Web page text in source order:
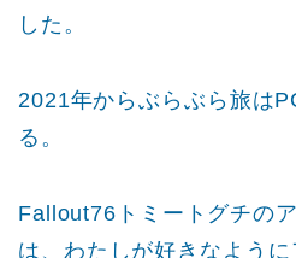
した。
2021年からぶらぶら旅は
る。
Fallout76トミートグチの
は、わたしが好きなよう